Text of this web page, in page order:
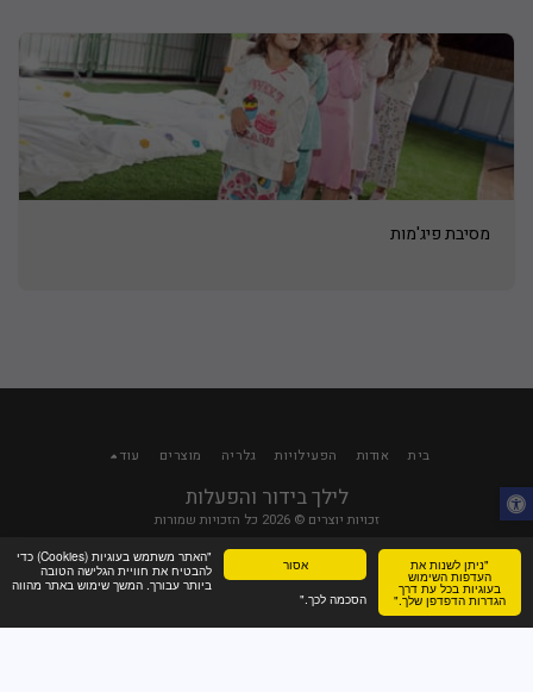
"ניתן לשנות את
העדפות השימוש
בעוגיות בכל עת דרך
הגדרות הדפדפן שלך."
אסור
"האתר משתמש בעוגיות (Cookies) כדי
להבטיח את חוויית הגלישה הטובה
ביותר עבורך. המשך שימוש באתר מהווה
הסכמה לכך."
מסיבת פיג'מות
לילך בידור והפעלות
זכויות יוצרים © 2026 כל הזכויות שמורות
פרטיות|נגישות
מופעל על-ידיSITE123 בניית אתרים
בית אודות הפעילויות גלריה מוצרים עוד
צור קשר